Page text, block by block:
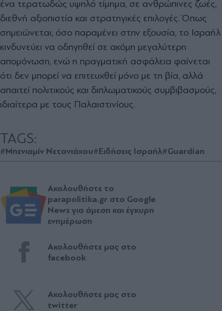
ένα τερατωδώς υψηλό τίμημα, σε ανθρώπινες ζωές,
διεθνή αξιοπιστία και στρατηγικές επιλογές. Όπως
σημειώνεται, όσο παραμένει στην εξουσία, το Ισραήλ
κινδυνεύει να οδηγηθεί σε ακόμη μεγαλύτερη
απομόνωση, ενώ η πραγματική ασφάλεια φαίνεται
ότι δεν μπορεί να επιτευχθεί μόνο με τη βία, αλλά
απαιτεί πολιτικούς και διπλωματικούς συμβιβασμούς,
ιδιαίτερα με τους Παλαιστινίους.
TAGS:
#Μπενιαμίν Νετανιάχου#Ειδήσεις Ισραήλ#Guardian
Ακολουθήστε το
parapolitika.gr στο Google
News για άμεση και έγκυρη
ενημέρωση
Ακολουθήστε μας στο
facebook
Ακολουθήστε μας στο
twitter